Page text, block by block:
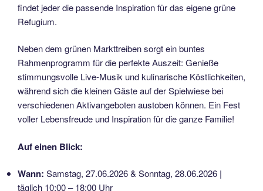
findet jeder die passende Inspiration für das eigene grüne
Refugium.
Neben dem grünen Markttreiben sorgt ein buntes
Rahmenprogramm für die perfekte Auszeit: Genieße
stimmungsvolle Live-Musik und kulinarische Köstlichkeiten,
während sich die kleinen Gäste auf der Spielwiese bei
verschiedenen Aktivangeboten austoben können. Ein Fest
voller Lebensfreude und Inspiration für die ganze Familie!
Auf einen Blick:
Wann: Samstag, 27.06.2026 & Sonntag, 28.06.2026 |
täglich 10:00 – 18:00 Uhr